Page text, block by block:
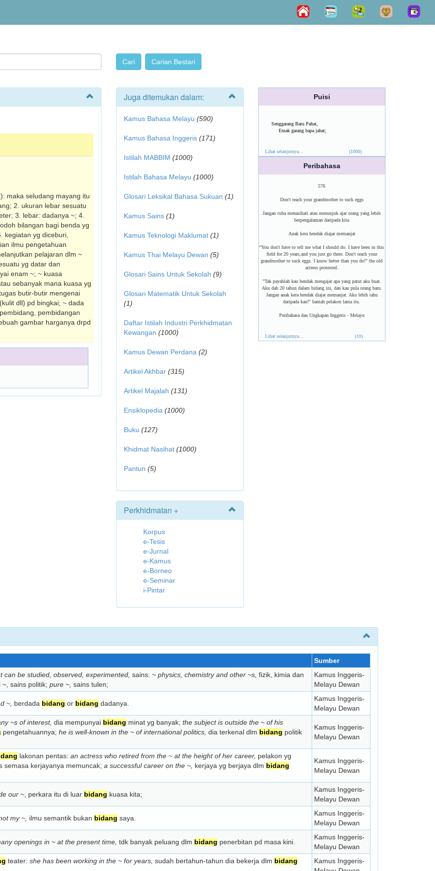
maka seludang mayang itu
2. ukuran lebar sesuatu
3. lebar: dadanya ~; 4.
bilangan bagi benda yg
kegiatan yg diceburi,
ilmu pengetahuan
pelajaran dlm ~
yg datar dan
enam ~; ~ kuasa
sebanyak mana kuasa yg
butir-butir mengenai
dll) pd bingkai; ~ dada
pembidangan
gambar harganya drpd
Juga ditemukan dalam:
Kamus Bahasa Melayu (590)
Kamus Bahasa Inggeris (171)
Istilah MABBIM (1000)
Istilah Bahasa Melayu (1000)
Glosari Leksikal Bahasa Sukuan (1)
Kamus Sains (1)
Kamus Teknologi Maklumat (1)
Kamus Thai Melayu Dewan (5)
Glosari Sains Untuk Sekolah (9)
Glosari Matematik Untuk Sekolah
(1)
Daftar Istilah Industri Perkhidmatan
Kewangan (1000)
Kamus Dewan Perdana (2)
Artikel Akhbar (315)
Artikel Majalah (131)
Ensiklopedia (1000)
Buku (127)
Khidmat Nasihat (1000)
Pantun (5)
Perkhidmatan +
Korpus
e-Tesis
e-Jurnal
e-Kamus
e-Borneo
e-Seminar
i-Pintar
Puisi
Senggarang Batu Pahat,
Emak garang bapa jahat;
Lihat selanjutnya... (1000)
Peribahasa
576
Don't teach your grandmother to suck eggs
Jangan cuba menasihati atau menunjuk ajar orang yang lebih
berpengalaman daripada kita
Anak kera hendak diajar memanjat
''You don't have to tell me what I should do. I have been in this
field for 20 years,and you just go there. Don't teach your
grandmother to suck eggs. I know better than you do!'' the old
actress protested.
''Tak payahlah kau hendak mengajar apa yang patut aku buat.
Aku dah 20 tahun dalam bidang ini, dan kau pula orang baru.
Jangan anak kera hendak diajar memanjat. Aku lebih tahu
daripada kau!'' bantah pelakon lama itu.
Peribahasa dan Ungkapan Inggeris - Melayu
Lihat selanjutnya... (10)
Sumber
be studied, observed, experimented, sains: ~ physics, chemistry and other ~s, fizik, kimia dan
sains politik; pure ~, sains tulen;
Kamus Inggeris-
Melayu Dewan
~, berdada bidang or bidang dadanya.
Kamus Inggeris-
Melayu Dewan
~s of interest, dia mempunyai bidang minat yg banyak; the subject is outside the ~ of his
pengetahuannya; he is well-known in the ~ of international politics, dia terkenal dlm bidang politik
Kamus Inggeris-
Melayu Dewan
lakonan pentas: an actress who retired from the ~ at the height of her career, pelakon yg
semasa kerjayanya memuncak; a successful career on the ~, kerjaya yg berjaya dlm bidang
Kamus Inggeris-
Melayu Dewan
our ~ , perkara itu di luar bidang kuasa kita;
Kamus Inggeris-
Melayu Dewan
my ~, ilmu semantik bukan bidang saya.
Kamus Inggeris-
Melayu Dewan
openings in ~ at the present time, tdk banyak peluang dlm bidang penerbitan pd masa kini.
Kamus Inggeris-
Melayu Dewan
teater: she has been working in the ~ for years, sudah bertahun-tahun dia bekerja dlm bidang
Kamus Inggeris-